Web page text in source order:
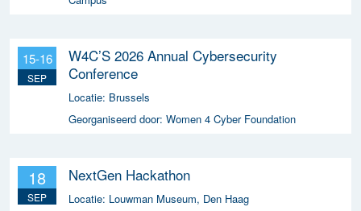
15-16
SEP
W4C’S 2026 Annual Cybersecurity
Conference
Locatie: Brussels
Georganiseerd door: Women 4 Cyber Foundation
18
SEP
NextGen Hackathon
Locatie: Louwman Museum, Den Haag